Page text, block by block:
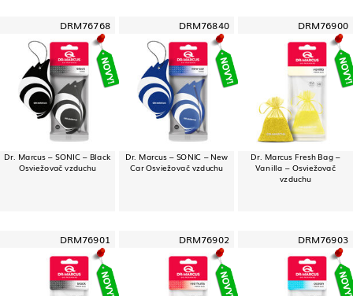
DRM76768
Dr. Marcus – SONIC – Black
Osviežovač vzduchu
DRM76840
Dr. Marcus – SONIC – New
Car Osviežovač vzduchu
DRM76900
Dr. Marcus Fresh Bag –
Vanilla – Osviežovač
vzduchu
DRM76901 DRM76902 DRM76903